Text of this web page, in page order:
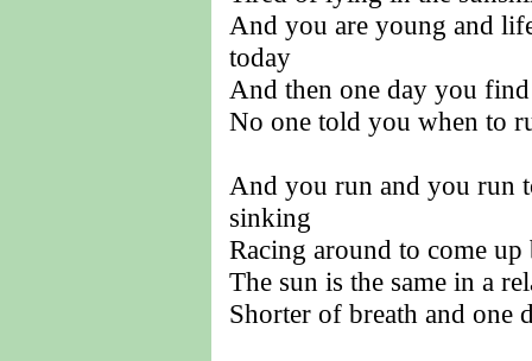
And you are young and
today
And then one day you
No one told you when to
And you run and you run
sinking
Racing around to come
The sun is the same in a
Shorter of breath and one